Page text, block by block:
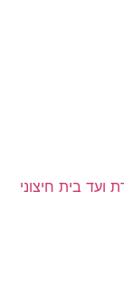
בית חיצוני